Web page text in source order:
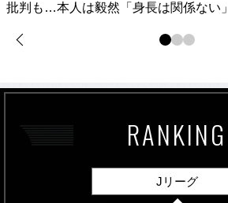
批判も…本人は毅然「身長は関係ない」
RANKING
Jリーグ